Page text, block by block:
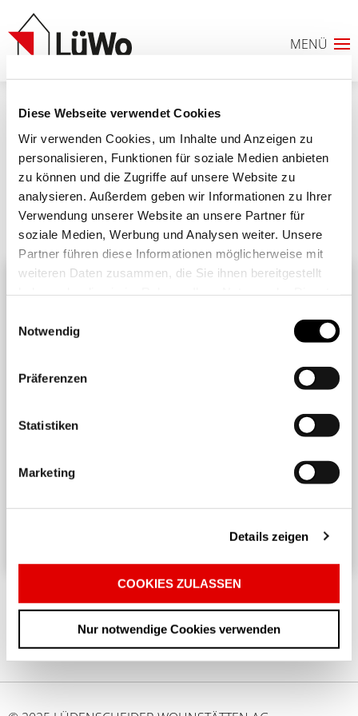
Diese Webseite verwendet Cookies
Wir verwenden Cookies, um Inhalte und Anzeigen zu
personalisieren, Funktionen für soziale Medien anbieten
zu können und die Zugriffe auf unsere Website zu
analysieren. Außerdem geben wir Informationen zu Ihrer
Verwendung unserer Website an unsere Partner für
soziale Medien, Werbung und Analysen weiter. Unsere
Partner führen diese Informationen möglicherweise mit
weiteren Daten zusammen, die Sie ihnen bereitgestellt
Cookies, wenn Sie unsere Webseite weiterhin nutzen.
Notwendig
Präferenzen
Statistiken
Marketing
Details zeigen
COOKIES ZULASSEN
Nur notwendige Cookies verwenden
20210621 Preisgericht
_Preisverleihung 6
Ähnliche Beiträge Alle Beiträge
Harmonisches Wohnen untereinander
Ein angenehmes und respektvolles Zusammenleben
in einem Mehrparteienhaus erfordert
ANFRAGELISTE